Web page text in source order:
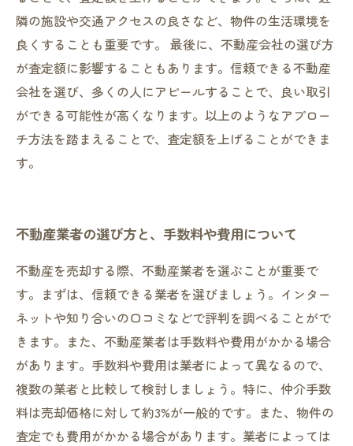
隣の施設や交通アクセスの良さなど、物件の生活環境を
良くすることも重要です。 最後に、不動産会社の選び方
が査定額に影響することもあります。信頼できる不動産
会社を選び、多くの人にアピールすることで、良い取引
ができる可能性が高くなります。以上のようなアプロー
チ方法を踏まえることで、査定額を上げることができま
す。
不動産業者の選び方と、手数料や費用について
不動産を売却する際、不動産業者を選ぶことが重要で
す。まずは、信頼できる業者を選びましょう。インター
ネットや知り合いの口コミなどで評判を調べることがで
きます。また、不動産業者は手数料や費用がかかる場合
があります。手数料や費用は業者によって異なるので、
複数の業者と比較して検討しましょう。特に、仲介手数
料は売却価格に対して約3%が一般的です。また、物件の
査定でも費用がかかる場合があります。業者によっては